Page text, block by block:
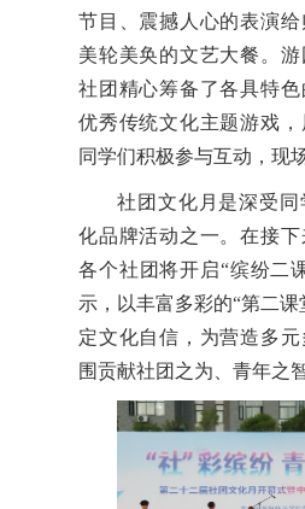
节目、震撼人心的表演
美轮美奂的文艺大餐。
社团精心筹备了各具特
优秀传统文化主题游戏，
同学们积极参与互动，现
社团文化月是深受
化品牌活动之一。在接
各个社团将开启“缤纷二
示，以丰富多彩的“第二
定文化自信，为营造多
围贡献社团之为、青年之智